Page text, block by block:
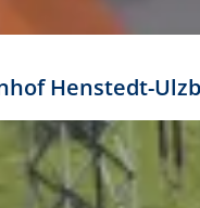
Henstedt-